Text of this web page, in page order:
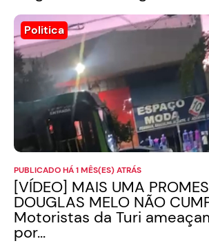
Politica
PUBLICADO HÁ 1 MÊS(ES) ATRÁS
[VÍDEO] MAIS UMA
DOUGLAS MELO NÃO
Motoristas da Turi
por...